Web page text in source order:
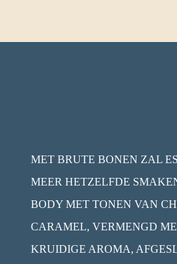
MET BRUTE BONEN ZAL
MEER HETZELFDE
BODY MET TONEN VAN
CARAMEL, VERMENGD
KRUIDIGE AROMA,